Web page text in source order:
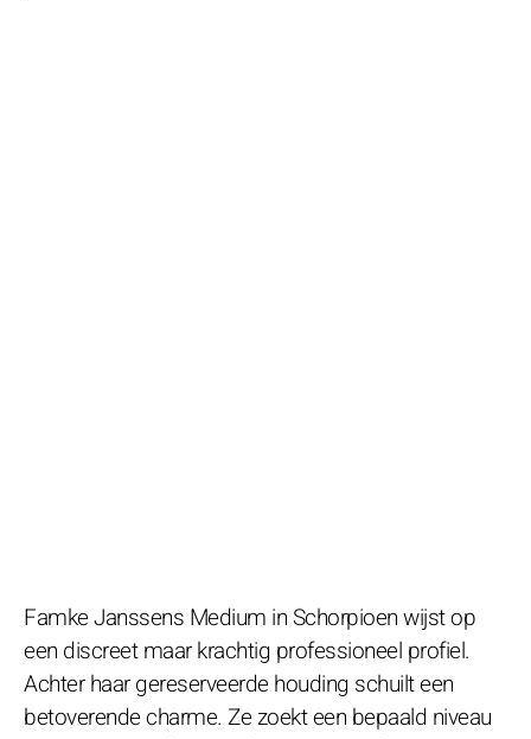
Famke Janssens Medium in Schorpioen wijst op
een discreet maar krachtig professioneel profiel.
Achter haar gereserveerde houding schuilt een
betoverende charme. Ze zoekt een bepaald niveau